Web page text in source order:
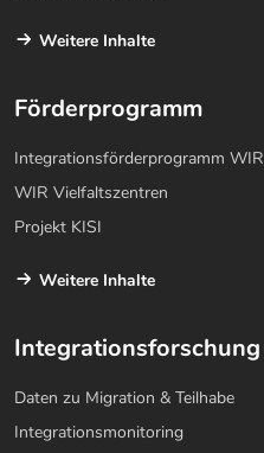
Weitere Inhalte
Förderprogramm
Integrationsförderprogramm WIR
WIR Vielfaltszentren
Projekt KISI
Weitere Inhalte
Integrationsforschung
Daten zu Migration & Teilhabe
Integrationsmonitoring